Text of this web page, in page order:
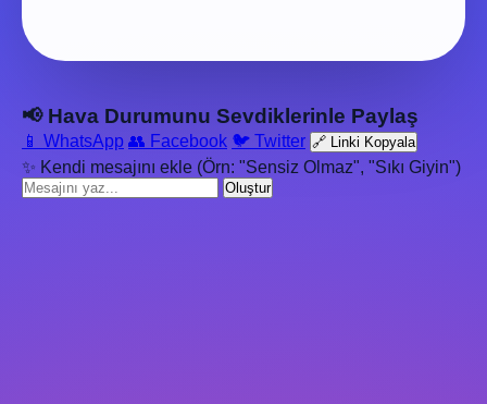
📢 Hava Durumunu Sevdiklerinle Paylaş
📱 WhatsApp 👥 Facebook 🐦 Twitter 🔗 Linki Kopyala
✨ Kendi mesajını ekle (Örn: "Sensiz Olmaz", "Sıkı Giyin")
Oluştur